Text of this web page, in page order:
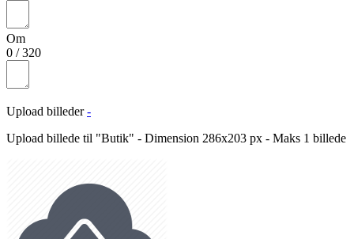
Om
0 /320
Upload billeder -
Upload billede til "Butik" - Dimension 286x203 px - Maks 1 billede